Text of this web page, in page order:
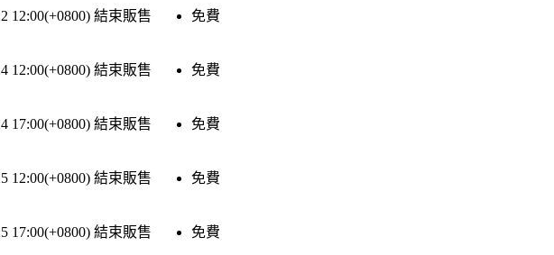
12:00(+0800) 結束販售 免費
12:00(+0800) 結束販售 免費
17:00(+0800) 結束販售 免費
12:00(+0800) 結束販售 免費
17:00(+0800) 結束販售 免費